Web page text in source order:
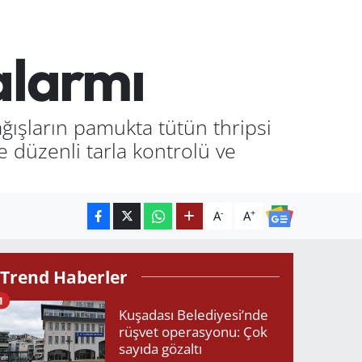
pamukta tütün thripsi
düzenli tarla kontrolü ve
A- A+
Trend Haberler
Kuşadası Belediyesi’nde
rüşvet operasyonu: Çok
sayıda gözaltı